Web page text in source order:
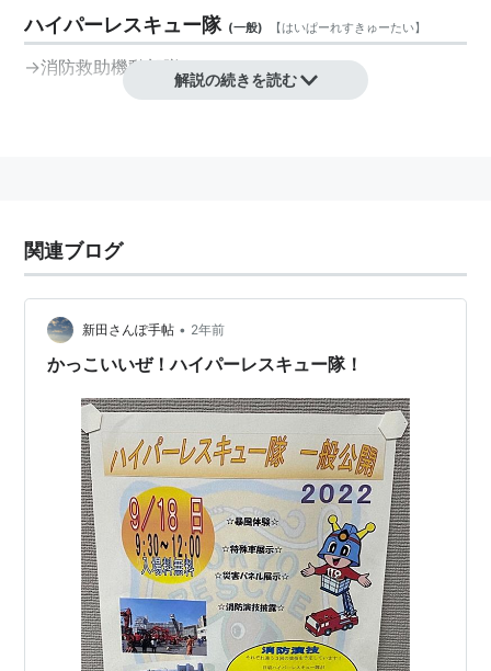
ハイパーレスキュー隊 (一般) 【はいぱーれすきゅーたい】
→消防救助機動部隊
解説の続きを読む
関連ブログ
新田さんぽ手帖 • 2年前
かっこいいぜ！ハイパーレスキュー隊！